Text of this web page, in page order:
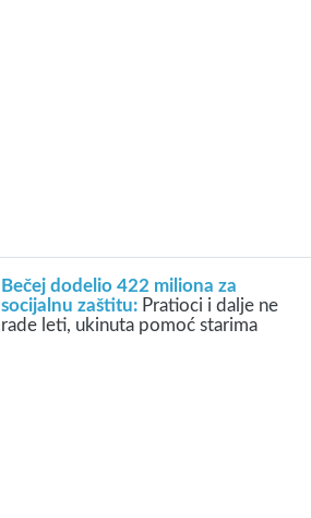
Bečej dodelio 422 miliona za
socijalnu zaštitu: Pratioci i dalje ne
rade leti, ukinuta pomoć starima